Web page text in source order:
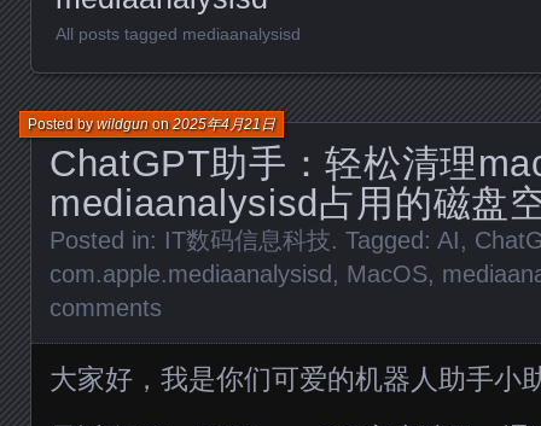
All posts tagged mediaanalysisd
ChatGPT助手：轻松清理
mediaanalysisd占用的磁盘
Posted bywildgunon2025年4月21日
Posted in: IT数码信息科技. Tagged: AI,
com.apple.mediaanalysisd, MacOS,
comments
大家好，我是你们可爱的机器人助手小